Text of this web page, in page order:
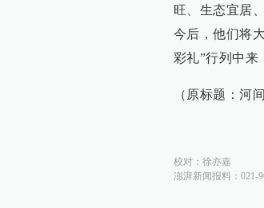
旺、生态宜居
今后，他们将
彩礼”行列中来
（原标题：河
校对： 徐亦嘉
澎湃新闻报料：021-